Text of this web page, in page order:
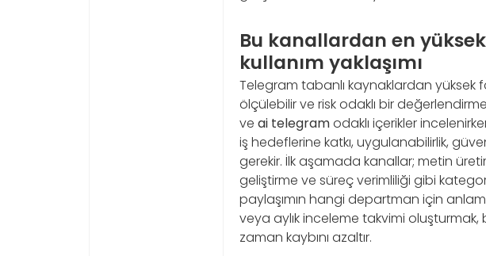
Bu kanallardan en
kullanım yaklaşımı
Telegram tabanlı kaynaklardan yüksek
ölçülebilir ve risk odaklı bir
ve ai telegramodaklı içerikler
iş hedeflerine katkı, uygulanabilirlik,
gerekir. İlk aşamada kanallar; metin
geliştirme ve süreç verimliliği gibi
paylaşımın hangi departman için
veya aylık inceleme takvimi
zaman kaybını azaltır.